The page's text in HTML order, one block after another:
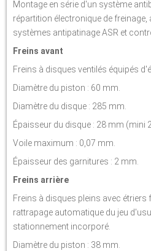
Montage en série d'un système
répartition électronique de freinage,
systèmes antipatinage ASR et
Freins avant
Freins à disques ventilés équipés
Diamètre du piston : 60 mm.
Diamètre du disque : 285 mm.
Épaisseur du disque : 28 mm (mini
Voile maximum : 0,07 mm.
Épaisseur des garnitures : 2 mm.
Freins arrière
Freins à disques pleins avec
rattrapage automatique du jeu
stationnement incorporé.
Diamètre du piston : 38 mm.